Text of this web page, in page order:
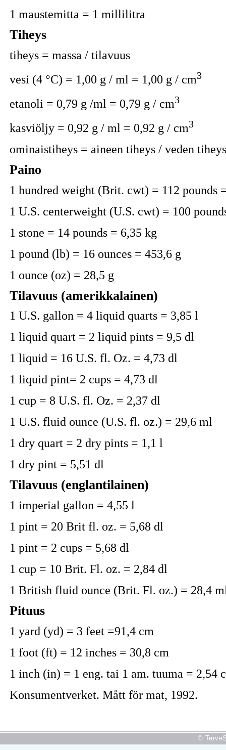
1 maustemitta = 1 millilitra
Tiheys
tiheys = massa / tilavuus
vesi (4 °C) = 1,00 g / ml = 1,00 g / cm3
etanoli = 0,79 g /ml = 0,79 g / cm3
kasviöljy = 0,92 g / ml = 0,92 g / cm3
ominaistiheys = aineen tiheys / veden
Paino
1 hundred weight (Brit. cwt) = 112 pounds
1 U.S. centerweight (U.S. cwt) = 100
1 stone = 14 pounds = 6,35 kg
1 pound (lb) = 16 ounces = 453,6 g
1 ounce (oz) = 28,5 g
Tilavuus (amerikkalainen)
1 U.S. gallon = 4 liquid quarts = 3,85 l
1 liquid quart = 2 liquid pints = 9,5 dl
1 liquid = 16 U.S. fl. Oz. = 4,73 dl
1 liquid pint= 2 cups = 4,73 dl
1 cup = 8 U.S. fl. Oz. = 2,37 dl
1 U.S. fluid ounce (U.S. fl. oz.) = 29,6 ml
1 dry quart = 2 dry pints = 1,1 l
1 dry pint = 5,51 dl
Tilavuus (englantilainen)
1 imperial gallon = 4,55 l
1 pint = 20 Brit fl. oz. = 5,68 dl
1 pint = 2 cups = 5,68 dl
1 cup = 10 Brit. Fl. oz. = 2,84 dl
1 British fluid ounce (Brit. Fl. oz.) = 28,4
Pituus
1 yard (yd) = 3 feet =91,4 cm
1 foot (ft) = 12 inches = 30,8 cm
1 inch (in) = 1 eng. tai 1 am. tuuma = 2,54
Konsumentverket. Mått för mat, 1992.
©